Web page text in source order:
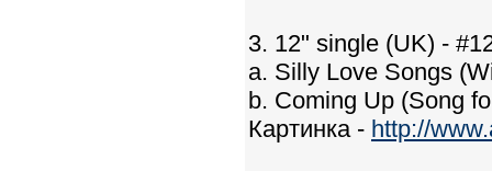
3. 12" single (UK) -
a. Silly Love Songs
b. Coming Up (Song
Картинка - http://